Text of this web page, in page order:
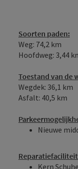
Soorten paden:
Weg: 74,2 km
Hoofdweg: 3,44
Toestand van de
Wegdek: 36,1 km
Asfalt: 40,5 km
Nieuwe
Kern